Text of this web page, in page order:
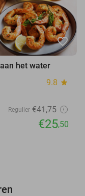
favorite_border
het water
9.8 star
Regulier €41,75
€25,50